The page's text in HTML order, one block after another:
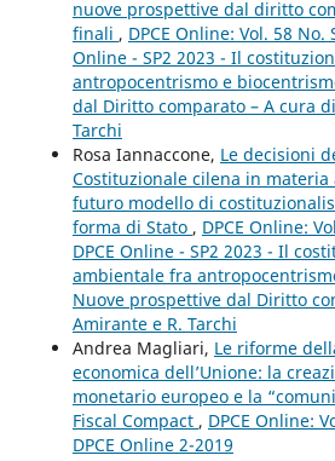
nuove prospettive dal diritto
finali , DPCE Online: Vol. 58 No.
Online - SP2 2023 - Il
antropocentrismo e
dal Diritto comparato – A cura
Tarchi
Rosa Iannaccone, Le decisioni
Costituzionale cilena in
futuro modello di
forma di Stato , DPCE Online:
DPCE Online - SP2 2023 - Il
ambientale fra
Nuove prospettive dal Diritto
Amirante e R. Tarchi
Andrea Magliari, Le riforme
economica dell’Unione: la
monetario europeo e la
Fiscal Compact , DPCE Online:
DPCE Online 2-2019